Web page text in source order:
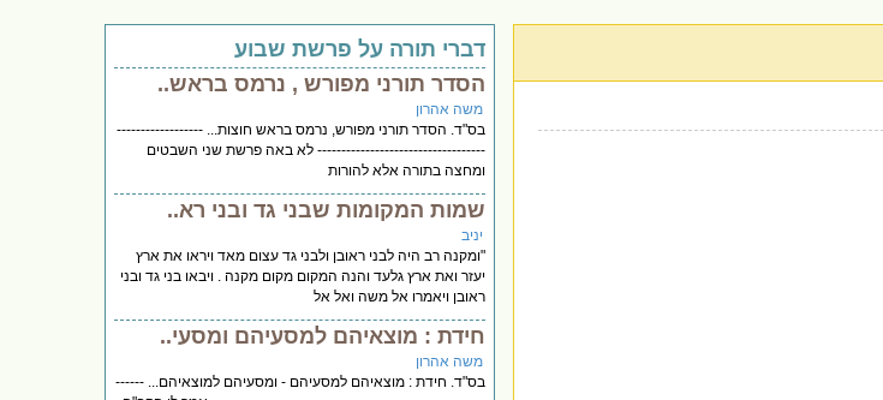
דברי תורה על פרשת שבוע
הסדר תורני מפורש , נרמס בראש..
משה אהרון
בס"ד. הסדר תורני מפורש, נרמס בראש חוצות... ------------------
----------------------------------- לא באה פרשת שני השבטים
ומחצה בתורה אלא להורות
שמות המקומות שבני גד ובני רא..
יניב
"ומקנה רב היה לבני ראובן ולבני גד עצום מאד ויראו את ארץ
יעזר ואת ארץ גלעד והנה המקום מקום מקנה . ויבאו בני גד ובני
ראובן ויאמרו אל משה ואל אל
חידת : מוצאיהם למסעיהם ומסעי..
משה אהרון
בס"ד. חידת : מוצאיהם למסעיהם - ומסעיהם למוצאיהם... ------